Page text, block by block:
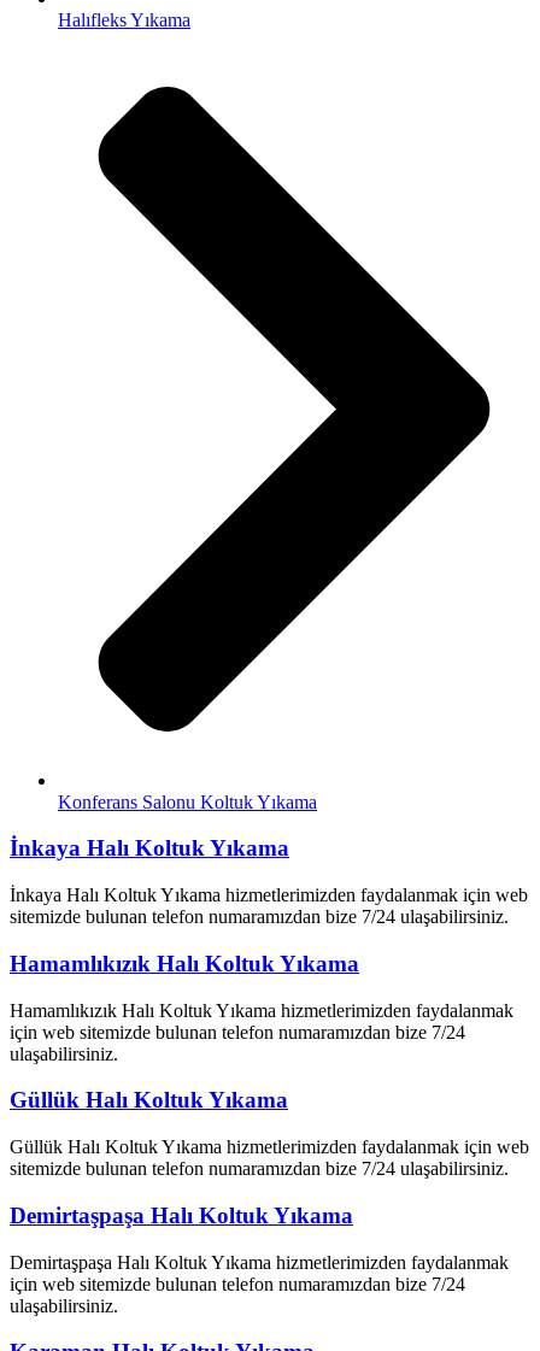
Halıfleks Yıkama
Konferans Salonu Koltuk Yıkama
İnkaya Halı Koltuk Yıkama
İnkaya Halı Koltuk Yıkama hizmetlerimizden faydalanmak için web
sitemizde bulunan telefon numaramızdan bize 7/24 ulaşabilirsiniz.
Hamamlıkızık Halı Koltuk Yıkama
Hamamlıkızık Halı Koltuk Yıkama hizmetlerimizden faydalanmak
için web sitemizde bulunan telefon numaramızdan bize 7/24
ulaşabilirsiniz.
Güllük Halı Koltuk Yıkama
Güllük Halı Koltuk Yıkama hizmetlerimizden faydalanmak için web
sitemizde bulunan telefon numaramızdan bize 7/24 ulaşabilirsiniz.
Demirtaşpaşa Halı Koltuk Yıkama
Demirtaşpaşa Halı Koltuk Yıkama hizmetlerimizden faydalanmak
için web sitemizde bulunan telefon numaramızdan bize 7/24
ulaşabilirsiniz.